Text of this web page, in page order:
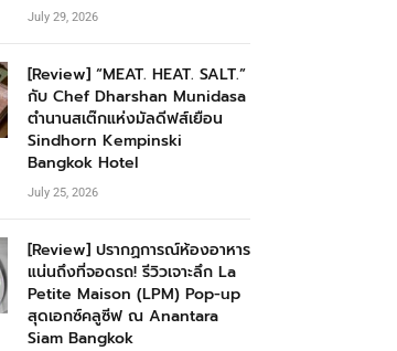
July 29, 2026
[Review] “MEAT. HEAT. SALT.”
กับ Chef Dharshan Munidasa
ตำนานสเต๊กแห่งมัลดีฟส์เยือน
Sindhorn Kempinski
Bangkok Hotel
July 25, 2026
[Review] ปรากฏการณ์ห้องอาหาร
แน่นถึงที่จอดรถ! รีวิวเจาะลึก La
Petite Maison (LPM) Pop-up
สุดเอกซ์คลูซีฟ ณ Anantara
Siam Bangkok